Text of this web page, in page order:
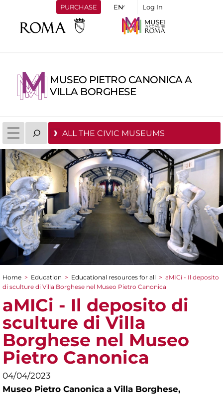
PURCHASE Log In
MUSEO PIETRO CANONICA A
VILLA BORGHESE
ALL THE CIVIC MUSEUMS
You are here
Home > Education > Educational resources for all > aMICi - Il deposito
di sculture di Villa Borghese nel Museo Pietro Canonica
aMICi - Il deposito di
sculture di Villa
Borghese nel Museo
Pietro Canonica
04/04/2023
Museo Pietro Canonica a Villa Borghese,